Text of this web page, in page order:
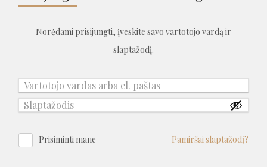
Norėdami prisijungti, įveskite savo vartotojo vardą ir
slaptažodį.
Prisiminti mane Pamiršai slaptažodį?